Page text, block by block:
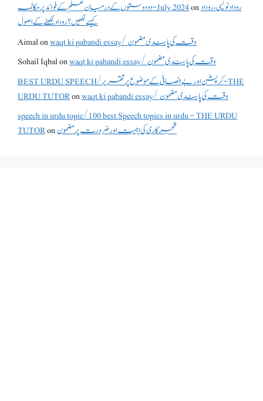
دو دوستوں کے درمیان علم کے فوائد پر مکالمہ - July 2024onروداد نویسی ،روداد
کیسے لکھیں؟ روداد لکھنے کے اصول
Aimalon
waqt ki pabandi essay/ وقت کی پابندی مضمون
Sohail Iqbalon
waqt ki pabandi essay/ وقت کی پابندی مضمون
BEST URDU SPEECH/کرپشن اور بے انصافی کے موضوع پر تقریر - THE
URDU TUTORon
waqt ki pabandi essay/ وقت کی پابندی مضمون
speech in urdu topic/100 best Speech topics in urdu - THE URDU
TUTORonشجرکاری کی اہمیت اور ضرورت پر مضمون